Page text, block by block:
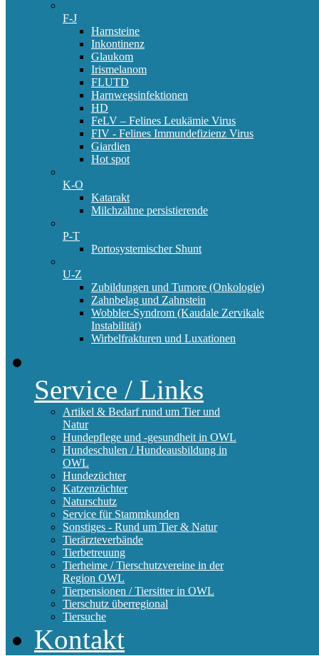
F-J
Harnsteine
Inkontinenz
Glaukom
Irismelanom
FLUTD
Harnwegsinfektionen
HD
FeLV – Felines Leukämie Virus
FIV - Felines Immundefizienz Virus
Giardien
Hot spot
K-O
Katarakt
Milchzähne persistierende
P-T
Portosystemischer Shunt
U-Z
Zubildungen und Tumore (Onkologie)
Zahnbelag und Zahnstein
Wobbler-Syndrom (Kaudale Zervikale
Instabilität)
Wirbelfrakturen und Luxationen
Service / Links
Artikel & Bedarf rund um Tier und
Natur
Hundepflege und -gesundheit in OWL
Hundeschulen / Hundeausbildung in
OWL
Hundezüchter
Katzenzüchter
Naturschutz
Service für Stammkunden
Sonstiges - Rund um Tier & Natur
Tierärzteverbände
Tierbetreuung
Tierheime / Tierschutzvereine in der
Region OWL
Tierpensionen / Tiersitter in OWL
Tierschutz überregional
Tiersuche
Kontakt